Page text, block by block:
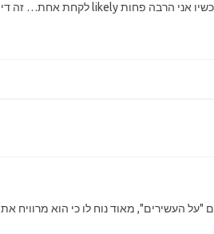
אם חשבתי לקחת מזכירה בעדן כדי שתטפל בניירת, עכשיו אני הרבה פחות likely לקחת אחת… זה די
"על העשירים", מאוד נוח לו כי הוא מרוויח את